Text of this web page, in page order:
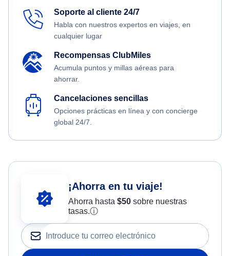
Soporte al cliente 24/7
Habla con nuestros expertos en viajes, en
cualquier lugar
Recompensas ClubMiles
Acumula puntos y millas aéreas para
ahorrar.
Cancelaciones sencillas
Opciones prácticas en línea y con concierge
global 24/7.
¡Ahorra en tu viaje!
Ahorra hasta $50sobre nuestras
tasas.ⓘ